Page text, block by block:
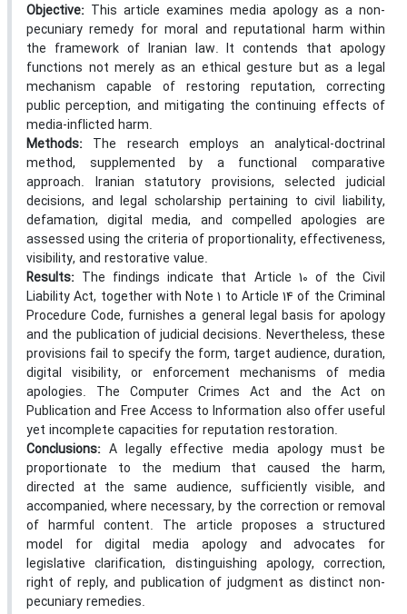
Objective: This article examines media apology as a non-
pecuniary remedy for moral and reputational harm within
the framework of Iranian law. It contends that apology
functions not merely as an ethical gesture but as a legal
mechanism capable of restoring reputation, correcting
public perception, and mitigating the continuing effects of
media-inflicted harm.
Methods: The research employs an analytical-doctrinal
method, supplemented by a functional comparative
approach. Iranian statutory provisions, selected judicial
decisions, and legal scholarship pertaining to civil liability,
defamation, digital media, and compelled apologies are
assessed using the criteria of proportionality, effectiveness,
visibility, and restorative value.
Results: The findings indicate that Article 10 of the Civil
Liability Act, together with Note 1 to Article 14 of the Criminal
Procedure Code, furnishes a general legal basis for apology
and the publication of judicial decisions. Nevertheless, these
provisions fail to specify the form, target audience, duration,
digital visibility, or enforcement mechanisms of media
apologies. The Computer Crimes Act and the Act on
Publication and Free Access to Information also offer useful
yet incomplete capacities for reputation restoration.
Conclusions:A legally effective media apology must be
proportionate to the medium that caused the harm,
directed at the same audience, sufficiently visible, and
accompanied, where necessary, by the correction or removal
of harmful content. The article proposes a structured
model for digital media apology and advocates for
legislative clarification, distinguishing apology, correction,
right of reply, and publication of judgment as distinct non-
pecuniary remedies.